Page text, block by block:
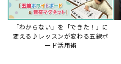
「わからない」を「できた！」に
変える♪レッスンが変わる五線ボ
ード活用術